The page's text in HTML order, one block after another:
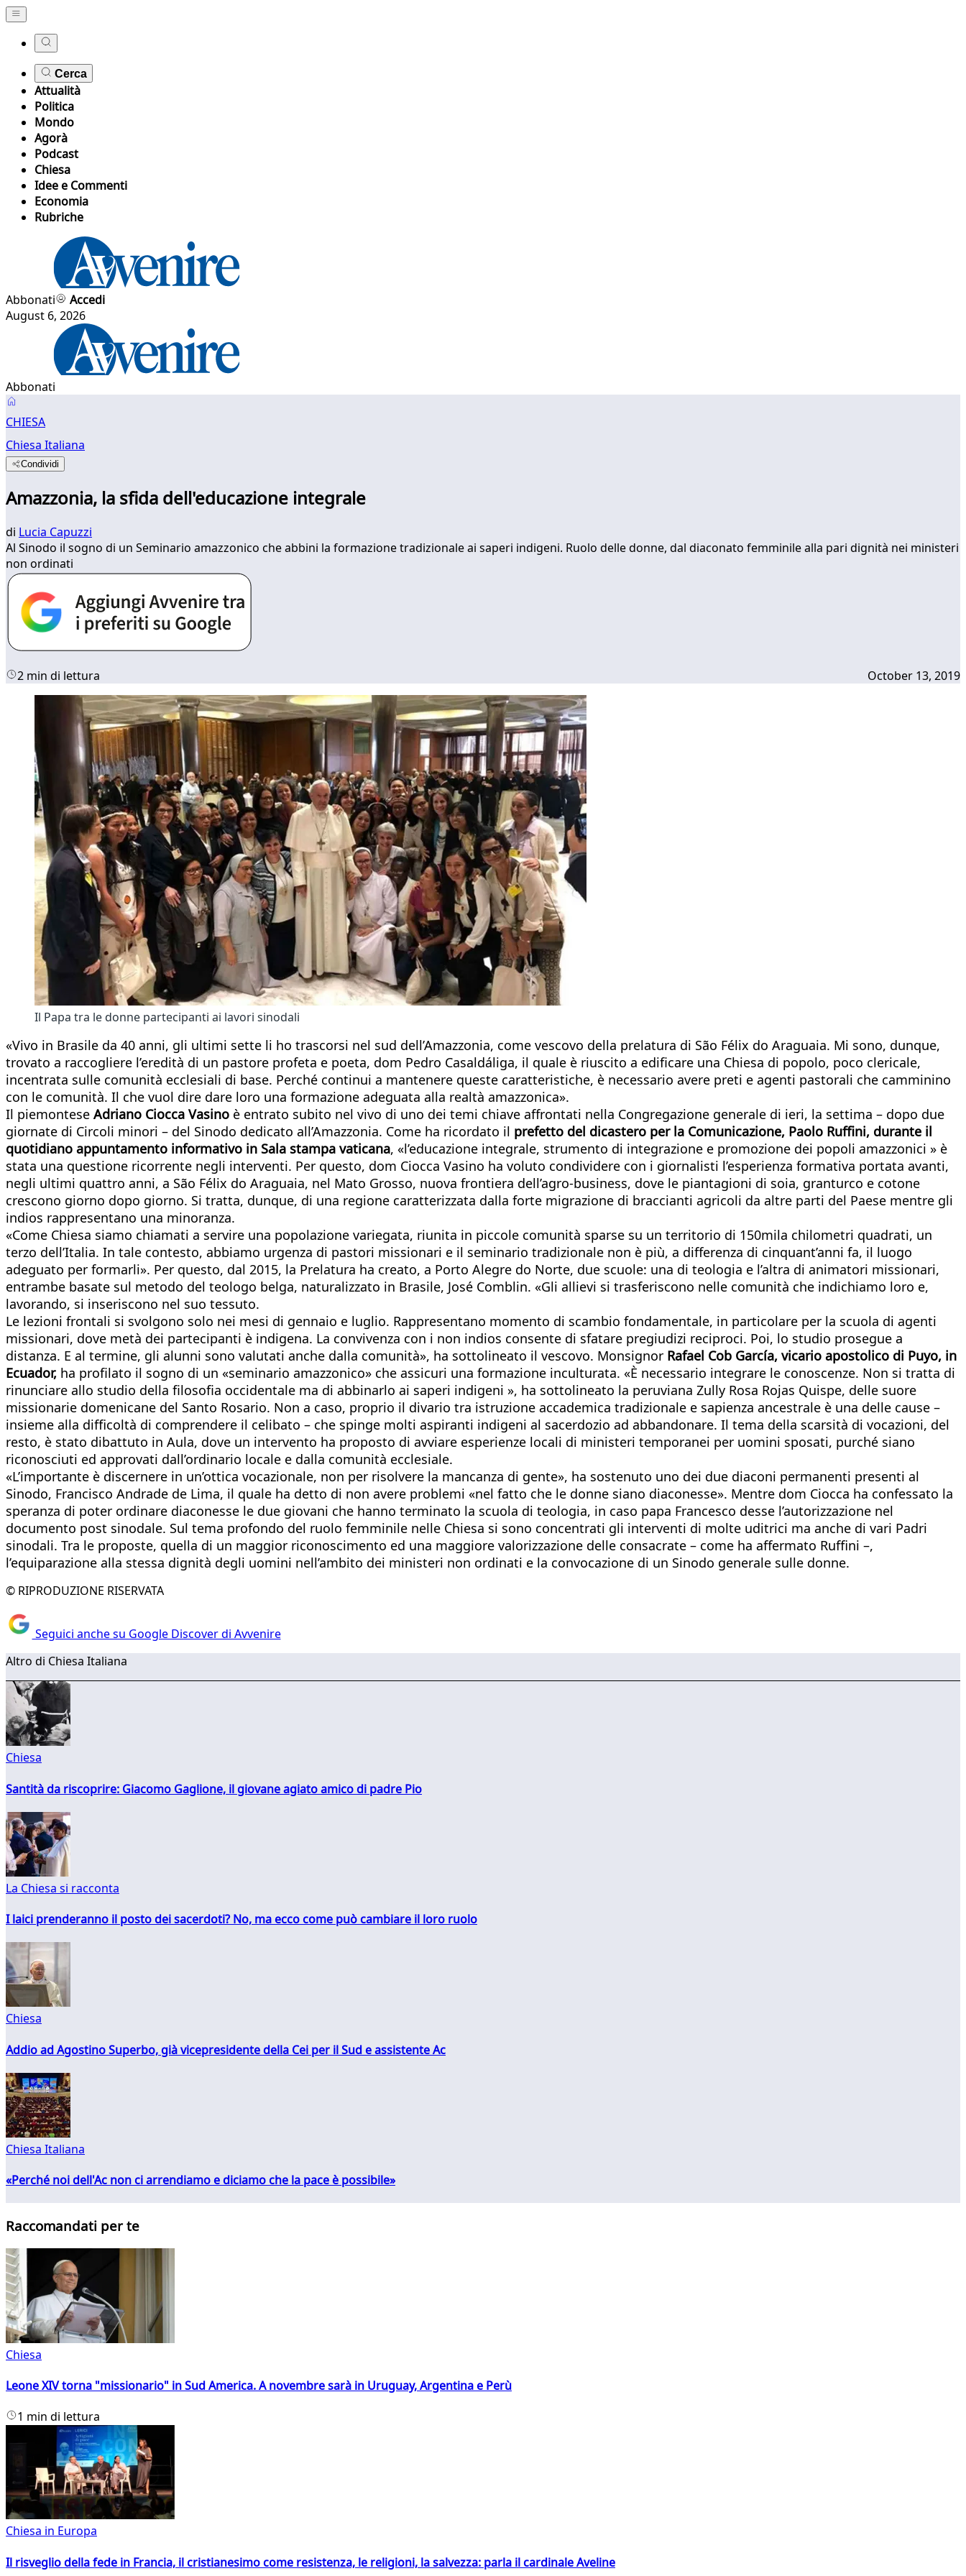
Cerca
Attualità
Politica
Mondo
Agorà
Podcast
Chiesa
Idee e Commenti
Economia
Rubriche
Abbonati
Accedi
August 6, 2026
Abbonati
CHIESA
Chiesa Italiana
Condividi
Amazzonia, la sfida dell'educazione integrale
di Lucia Capuzzi
Al Sinodo il sogno di un Seminario amazzonico che abbini la formazione tradizionale ai saperi indigeni. Ruolo delle donne, dal diaconato femminile alla pari dignità nei ministeri
non ordinati
2 min di lettura October 13, 2019
Il Papa tra le donne partecipanti ai lavori sinodali
«Vivo in Brasile da 40 anni, gli ultimi sette li ho trascorsi nel sud dell’Amazzonia, come vescovo della prelatura di São Félix do Araguaia. Mi sono, dunque,
trovato a raccogliere l’eredità di un pastore profeta e poeta, dom Pedro Casaldáliga, il quale è riuscito a edificare una Chiesa di popolo, poco clericale,
incentrata sulle comunità ecclesiali di base. Perché continui a mantenere queste caratteristiche, è necessario avere preti e agenti pastorali che camminino
con le comunità. Il che vuol dire dare loro una formazione adeguata alla realtà amazzonica».
Il piemontese Adriano Ciocca Vasino è entrato subito nel vivo di uno dei temi chiave affrontati nella Congregazione generale di ieri, la settima – dopo due
giornate di Circoli minori – del Sinodo dedicato all’Amazzonia. Come ha ricordato il prefetto del dicastero per la Comunicazione, Paolo Ruffini, durante il
quotidiano appuntamento informativo in Sala stampa vaticana, «l’educazione integrale, strumento di integrazione e promozione dei popoli amazzonici » è
stata una questione ricorrente negli interventi. Per questo, dom Ciocca Vasino ha voluto condividere con i giornalisti l’esperienza formativa portata avanti,
negli ultimi quattro anni, a São Félix do Araguaia, nel Mato Grosso, nuova frontiera dell’agro-business, dove le piantagioni di soia, granturco e cotone
crescono giorno dopo giorno. Si tratta, dunque, di una regione caratterizzata dalla forte migrazione di braccianti agricoli da altre parti del Paese mentre gli
indios rappresentano una minoranza.
«Come Chiesa siamo chiamati a servire una popolazione variegata, riunita in piccole comunità sparse su un territorio di 150mila chilometri quadrati, un
terzo dell’Italia. In tale contesto, abbiamo urgenza di pastori missionari e il seminario tradizionale non è più, a differenza di cinquant’anni fa, il luogo
adeguato per formarli». Per questo, dal 2015, la Prelatura ha creato, a Porto Alegre do Norte, due scuole: una di teologia e l’altra di animatori missionari,
entrambe basate sul metodo del teologo belga, naturalizzato in Brasile, José Comblin. «Gli allievi si trasferiscono nelle comunità che indichiamo loro e,
lavorando, si inseriscono nel suo tessuto.
Le lezioni frontali si svolgono solo nei mesi di gennaio e luglio. Rappresentano momento di scambio fondamentale, in particolare per la scuola di agenti
missionari, dove metà dei partecipanti è indigena. La convivenza con i non indios consente di sfatare pregiudizi reciproci. Poi, lo studio prosegue a
distanza. E al termine, gli alunni sono valutati anche dalla comunità», ha sottolineato il vescovo. Monsignor Rafael Cob García, vicario apostolico di Puyo, in
Ecuador, ha profilato il sogno di un «seminario amazzonico» che assicuri una formazione inculturata. «È necessario integrare le conoscenze. Non si tratta di
rinunciare allo studio della filosofia occidentale ma di abbinarlo ai saperi indigeni », ha sottolineato la peruviana Zully Rosa Rojas Quispe, delle suore
missionarie domenicane del Santo Rosario. Non a caso, proprio il divario tra istruzione accademica tradizionale e sapienza ancestrale è una delle cause –
insieme alla difficoltà di comprendere il celibato – che spinge molti aspiranti indigeni al sacerdozio ad abbandonare. Il tema della scarsità di vocazioni, del
resto, è stato dibattuto in Aula, dove un intervento ha proposto di avviare esperienze locali di ministeri temporanei per uomini sposati, purché siano
riconosciuti ed approvati dall’ordinario locale e dalla comunità ecclesiale.
«L’importante è discernere in un’ottica vocazionale, non per risolvere la mancanza di gente», ha sostenuto uno dei due diaconi permanenti presenti al
Sinodo, Francisco Andrade de Lima, il quale ha detto di non avere problemi «nel fatto che le donne siano diaconesse». Mentre dom Ciocca ha confessato la
speranza di poter ordinare diaconesse le due giovani che hanno terminato la scuola di teologia, in caso papa Francesco desse l’autorizzazione nel
documento post sinodale. Sul tema profondo del ruolo femminile nelle Chiesa si sono concentrati gli interventi di molte uditrici ma anche di vari Padri
sinodali. Tra le proposte, quella di un maggior riconoscimento ed una maggiore valorizzazione delle consacrate – come ha affermato Ruffini –,
l’equiparazione alla stessa dignità degli uomini nell’ambito dei ministeri non ordinati e la convocazione di un Sinodo generale sulle donne.
© RIPRODUZIONE RISERVATA
Seguici anche su Google Discover di Avvenire
Altro di Chiesa Italiana
Chiesa
Santità da riscoprire: Giacomo Gaglione, il giovane agiato amico di padre Pio
La Chiesa si racconta
I laici prenderanno il posto dei sacerdoti? No, ma ecco come può cambiare il loro ruolo
Chiesa
Addio ad Agostino Superbo, già vicepresidente della Cei per il Sud e assistente Ac
Chiesa Italiana
«Perché noi dell'Ac non ci arrendiamo e diciamo che la pace è possibile»
Raccomandati per te
Chiesa
Leone XIV torna "missionario" in Sud America. A novembre sarà in Uruguay, Argentina e Perù
1 min di lettura
Chiesa in Europa
Il risveglio della fede in Francia, il cristianesimo come resistenza, le religioni, la salvezza: parla il cardinale Aveline